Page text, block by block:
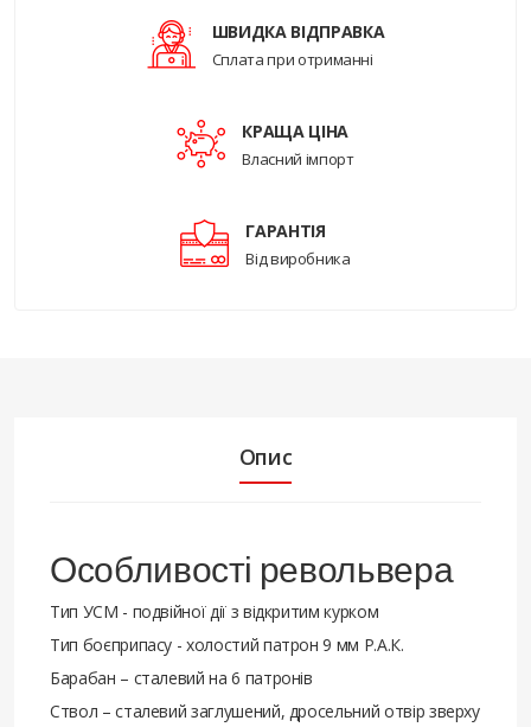
ШВИДКА ВІДПРАВКА
Сплата при отриманні
КРАЩА ЦІНА
Власний імпорт
ГАРАНТІЯ
Від виробника
Опис
Особливості револьвера
Тип УСМ - подвійної дії з відкритим курком
Тип боєприпасу - холостий патрон 9 мм Р.А.К.
Барабан – сталевий на 6 патронів
Ствол – сталевий заглушений, дросельний отвір зверху